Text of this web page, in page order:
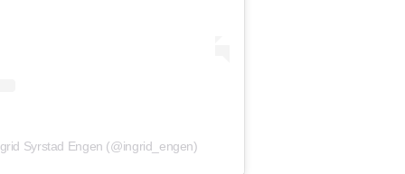
Syrstad Engen (@ingrid_engen)